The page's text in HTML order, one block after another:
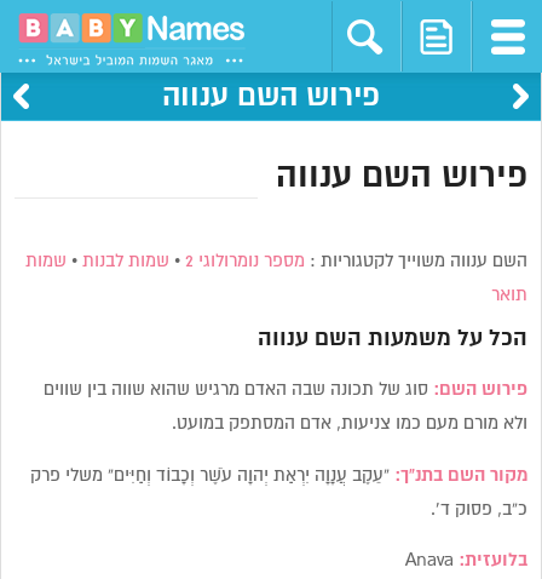
פירוש השם ענווה
פירוש השם ענווה
השם ענווה משוייך לקטגוריות : מספר נומרולוגי 2 • שמות לבנות • שמות
תואר
הכל על משמעות השם ענווה
פירוש השם: סוג של תכונה שבה האדם מרגיש שהוא שווה בין שווים
ולא מורם מעם כמו צניעות, אדם המסתפק במועט.
מקור השם בתנ”ך: “עֵקֶב עֲנָוָה יִרְאַת יְהוָה עֹשֶׁר וְכָבוֹד וְחַיִּים” משלי פרק
כ”ב, פסוק ד’.
בלועזית: